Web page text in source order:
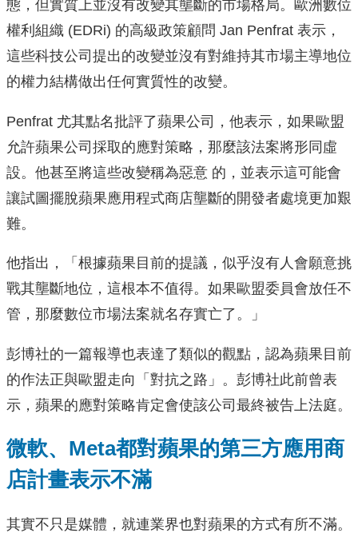
態，但實質上並沒有改變其壟斷的市場格局。歐洲數位
權利組織 (EDRi) 的高級政策顧問 Jan Penfrat 表示，
這些科技公司提出的改變並沒有對維持其市場主導地位
的權力結構做出任何實質性的改變。
Penfrat 尤其點名批評了蘋果公司，他表示，如果歐盟
允許蘋果公司採取的應對策略，那麼該法案將形同虛
設。他甚至將這些改變稱為惡意 的，並表示這可能會
讓試圖擺脫蘋果應用程式商店壟斷的開發者處境更加艱
難。
他指出，「根據蘋果目前的提議，似乎沒有人會願意挑
戰其壟斷地位，這根本不值得。如果歐盟委員會放任不
管，那麼數位市場法案就名存實亡了。」
彭博社的一篇報導也表達了類似的觀點，認為蘋果目前
的作法正與歐盟走向「對抗之路」。彭博社此前曾表
示，蘋果的應對策略肯定會使該公司最終被告上法庭。
微軟、Meta都對蘋果的第三方應用商
店計畫表示不滿
其實不只是媒體，就連業界也對蘋果的方式有所不滿。